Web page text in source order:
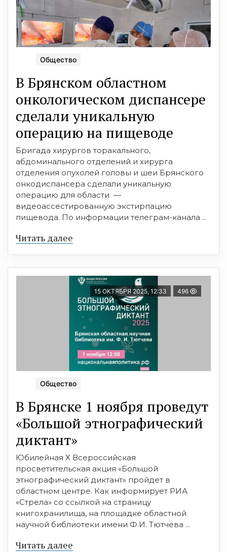
Общество
В Брянском областном
онкологическом диспансере
сделали уникальную
операцию на пищеводе
Бригада хирургов торакального,
абдоминального отделений и хирурга
отделения опухолей головы и шеи Брянского
онкодиспансера сделали уникальную
операцию для области —
видеоассестированную экстирпацию
пищевода. По информации телеграм-канала ...
Читать далее
15 ОКТЯБРЯ 2025, 12:33 496
Общество
В Брянске 1 ноября проведут
«Большой этнографический
диктант»
Юбилейная Х Всероссийская
просветительская акция «Большой
этнографический диктант» пройдет в
областном центре. Как информирует РИА
«Стрела» со ссылкой на страницу
книгохранилища, на площадке областной
научной библиотеки имени Ф.И. Тютчева ...
Читать далее